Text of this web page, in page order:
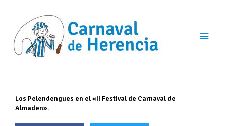
contenido
Los Pelendengues en el «II Festival de Carnaval de
Almaden».